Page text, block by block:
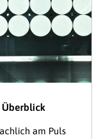
Überblick
am Puls